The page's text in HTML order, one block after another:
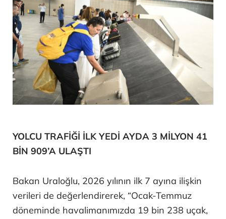
YOLCU TRAFİĞİ İLK YEDİ AYDA 3 MİLYON 41
BİN 909’A ULAŞTI
Bakan Uraloğlu, 2026 yılının ilk 7 ayına ilişkin
verileri de değerlendirerek, “Ocak-Temmuz
döneminde havalimanımızda 19 bin 238 uçak,